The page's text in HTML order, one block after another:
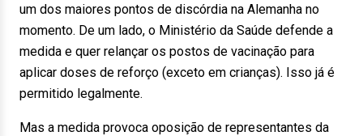
um dos maiores pontos de discórdia na Alemanha no
momento. De um lado, o Ministério da Saúde defende a
medida e quer relançar os postos de vacinação para
aplicar doses de reforço (exceto em crianças). Isso já é
permitido legalmente.
Mas a medida provoca oposição de representantes da